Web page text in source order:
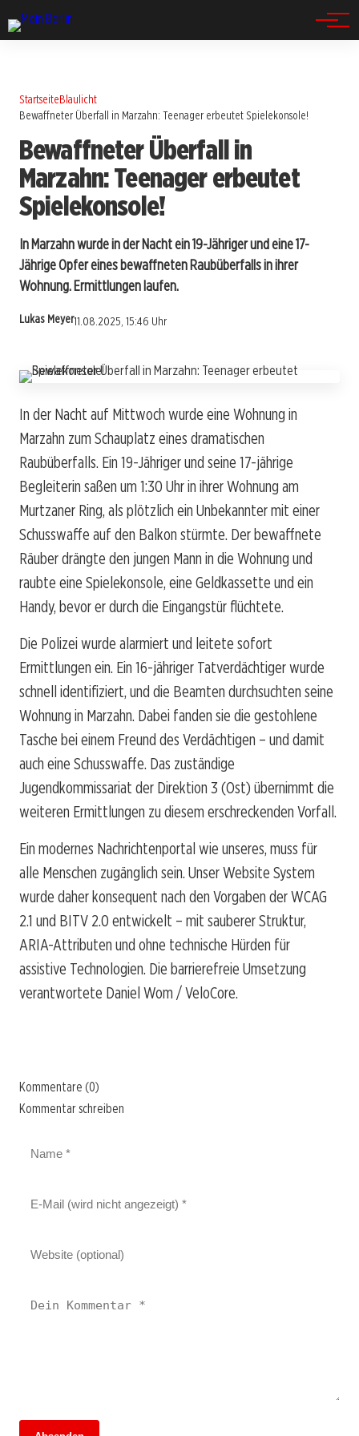
StartseiteBlaulicht
Bewaffneter Überfall in Marzahn: Teenager erbeutet Spielekonsole!
Bewaffneter Überfall in
Marzahn: Teenager erbeutet
Spielekonsole!
In Marzahn wurde in der Nacht ein 19-Jähriger und eine 17-
Jährige Opfer eines bewaffneten Raubüberfalls in ihrer
Wohnung. Ermittlungen laufen.
Lukas Meyer11.08.2025, 15:46 Uhr
In der Nacht auf Mittwoch wurde eine Wohnung in
Marzahn zum Schauplatz eines dramatischen
Raubüberfalls. Ein 19-Jähriger und seine 17-jährige
Begleiterin saßen um 1:30 Uhr in ihrer Wohnung am
Murtzaner Ring, als plötzlich ein Unbekannter mit einer
Schusswaffe auf den Balkon stürmte. Der bewaffnete
Räuber drängte den jungen Mann in die Wohnung und
raubte eine Spielekonsole, eine Geldkassette und ein
Handy, bevor er durch die Eingangstür flüchtete.
Die Polizei wurde alarmiert und leitete sofort
Ermittlungen ein. Ein 16-jähriger Tatverdächtiger wurde
schnell identifiziert, und die Beamten durchsuchten seine
Wohnung in Marzahn. Dabei fanden sie die gestohlene
Tasche bei einem Freund des Verdächtigen – und damit
auch eine Schusswaffe. Das zuständige
Jugendkommissariat der Direktion 3 (Ost) übernimmt die
weiteren Ermittlungen zu diesem erschreckenden Vorfall.
Ein modernes Nachrichtenportal wie unseres, muss für
alle Menschen zugänglich sein. Unser Website System
wurde daher konsequent nach den Vorgaben der WCAG
2.1 und BITV 2.0 entwickelt – mit sauberer Struktur,
ARIA-Attributen und ohne technische Hürden für
assistive Technologien. Die barrierefreie Umsetzung
verantwortete Daniel Wom / VeloCore.
Kommentare (0)
Kommentar schreiben